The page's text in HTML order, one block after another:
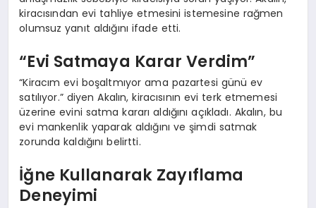
kiracısından evi tahliye etmesini istemesine rağmen
olumsuz yanıt aldığını ifade etti.
“Evi Satmaya Karar Verdim”
“Kiracım evi boşaltmıyor ama pazartesi günü ev
satılıyor.” diyen Akalın, kiracısının evi terk etmemesi
üzerine evini satma kararı aldığını açıkladı. Akalın, bu
evi mankenlik yaparak aldığını ve şimdi satmak
zorunda kaldığını belirtti.
İğne Kullanarak Zayıflama
Deneyimi